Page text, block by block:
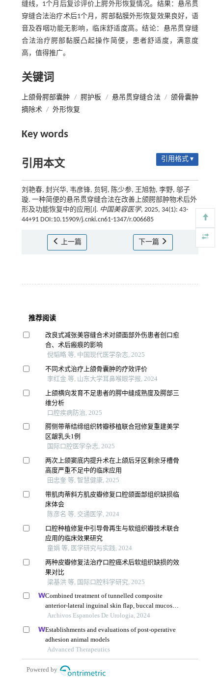
缝线，1个月后复诊评价上腭外形恢复情况。结果：悬吊贯
穿缝合法治疗术后1个月，腭部黏膜外形恢复效果良好，语
音及吞咽功能无影响，临床舒适度高。结论：悬吊贯穿缝
合法治疗腭部黏膜凸起操作简便，患者舒适度，满意度
高，值得推广。
关键词
上颌骨腭部囊肿 / 腭护板 / 悬吊贯穿缝合法 / 颌骨囊肿
摘除术 / 外形恢复
Key words
引用本文 引用格式 ▾
刘艳春, 封兴华, 韦彦锋, 贠轲, 陈少参, 王旭勃, 李野, 邬子
璇. 一种简便的悬吊贯穿缝合法在改善上颌腭部肿物术后外
形及功能恢复中的应用[J]. 中国美容医学, 2025, 34(1): 43-
44+91 DOI:10.15909/j.cnki.cn61-1347/r.006685
上一篇 下一篇